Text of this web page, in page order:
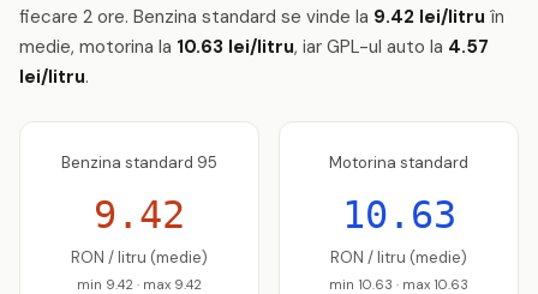
fiecare 2 ore. Benzina standard se vinde la 9.42 lei/litru în
medie, motorina la 10.63 lei/litru, iar GPL-ul auto la 4.57
lei/litru.
Benzina standard 95
9.42
RON / litru (medie)
min 9.42 · max 9.42
Motorina standard
10.63
RON / litru (medie)
min 10.63 · max 10.63